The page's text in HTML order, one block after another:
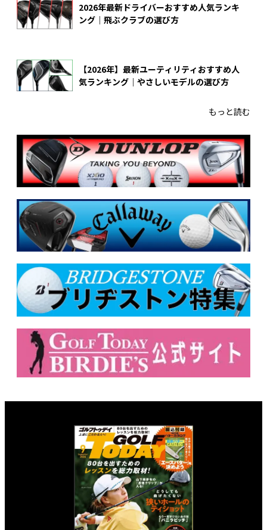
2026年最新ドライバーおすすめ人気ランキ
ング｜飛ぶクラブの選び方
【2026年】最新ユーティリティおすすめ人
気ランキング｜やさしいモデルの選び方
もっと読む